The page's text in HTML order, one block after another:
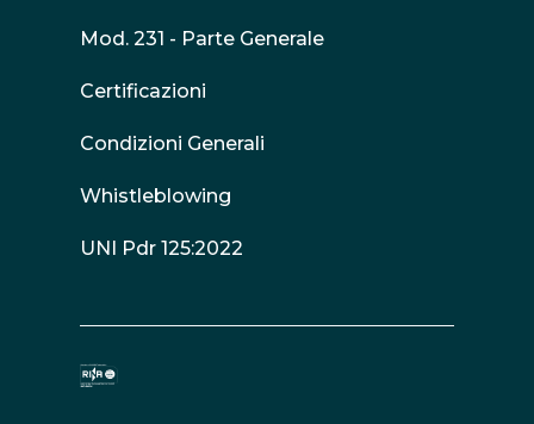
Mod. 231 - Parte Generale
Certificazioni
Condizioni Generali
Whistleblowing
UNI Pdr 125:2022